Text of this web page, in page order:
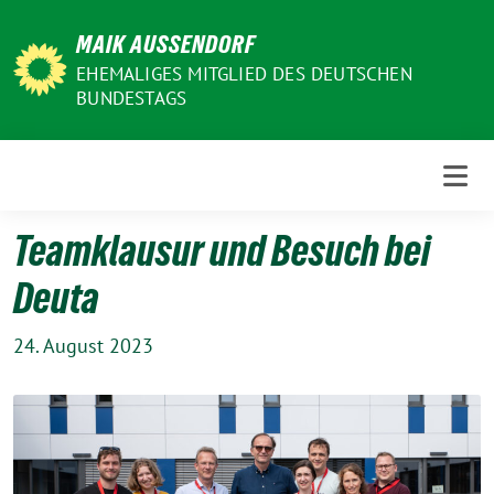
zum
Inhalt
MAIK AUSSENDORF
EHEMALIGES MITGLIED DES DEUTSCHEN
BUNDESTAGS
Teamklausur und Besuch bei
Deuta
24. August 2023